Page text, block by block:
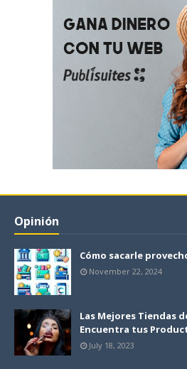
Opinión
Cómo sacarle
November 22, 2024
Las Mejores Tiendas
Encuentra tus
July 18, 2023